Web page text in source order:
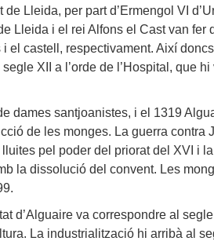
Lleida, per part d’Ermengol VI
Lleida i el rei Alfons el Cast van fer
el castell, respectivament. Així
XII a l’orde de l’Hospital, que
dames santjoanistes, i el 1319
de les monges. La guerra contra
pel poder del priorat del XVI i
la dissolució del convent. Les
d’Alguaire va correspondre al
La industrialització hi arribà al